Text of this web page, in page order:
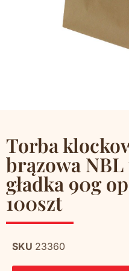
Torba
brązowa
gładka 90g
100szt
SKU 23360